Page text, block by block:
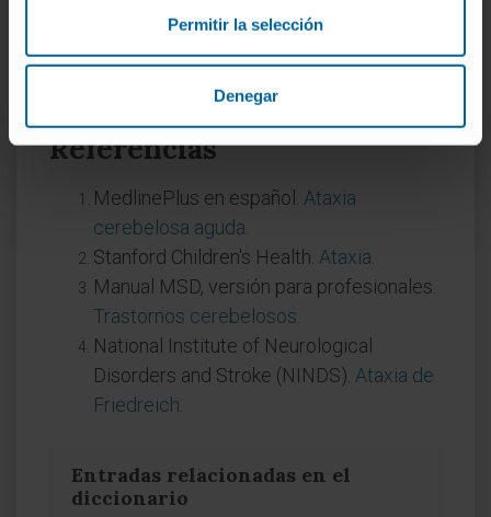
Permitir la selección
Denegar
otras causas como tumores de fosa posterior
Referencias
MedlinePlus en español. Ataxia
cerebelosa aguda
Stanford Children's Health. Ataxia
Manual MSD, versión para profesionales.
Trastornos cerebelosos
National Institute of Neurological
Disorders and Stroke (NINDS). Ataxia de
Friedreich
Entradas relacionadas en el
diccionario